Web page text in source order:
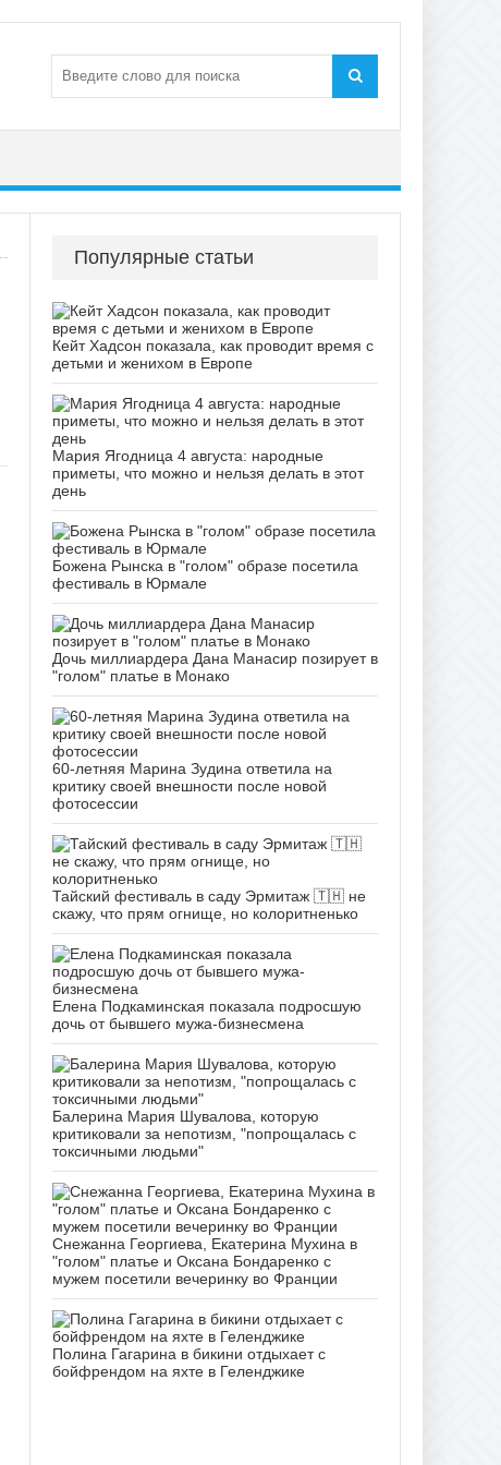
Популярные статьи
Кейт Хадсон показала, как проводит время с
детьми и женихом в Европе
Мария Ягодница 4 августа: народные
приметы, что можно и нельзя делать в этот
день
Божена Рынска в "голом" образе посетила
фестиваль в Юрмале
Дочь миллиардера Дана Манасир позирует в
"голом" платье в Монако
60-летняя Марина Зудина ответила на
критику своей внешности после новой
фотосессии
Тайский фестиваль в саду Эрмитаж 🇹🇭 не
скажу, что прям огнище, но колоритненько
Елена Подкаминская показала подросшую
дочь от бывшего мужа-бизнесмена
Балерина Мария Шувалова, которую
критиковали за непотизм, "попрощалась с
токсичными людьми"
Снежанна Георгиева, Екатерина Мухина в
"голом" платье и Оксана Бондаренко с
мужем посетили вечеринку во Франции
Полина Гагарина в бикини отдыхает с
бойфрендом на яхте в Геленджике